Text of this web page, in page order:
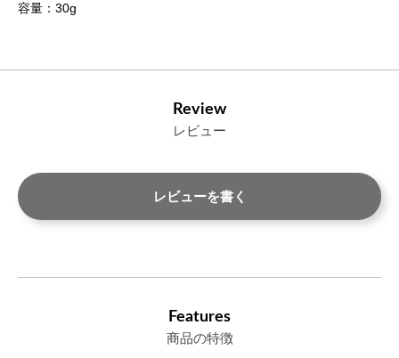
容量：30g
Review
レビュー
レビューを書く
Features
商品の特徴